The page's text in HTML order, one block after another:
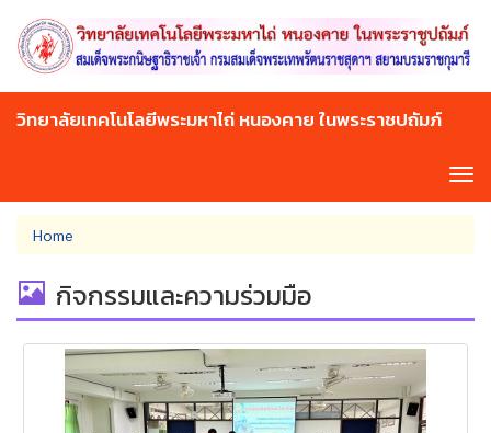
main
content
วิทยาลัยเทคโนโลยีพระมหาไถ่ หนองคาย ในพระราชปถัมภ์
You
are
here
Home
กิจกรรมและความร่วมมือ